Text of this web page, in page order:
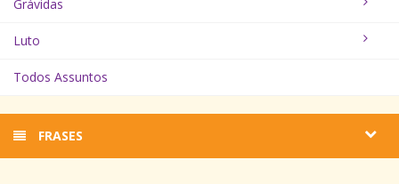
Grávidas
Luto
Todos Assuntos
FRASES